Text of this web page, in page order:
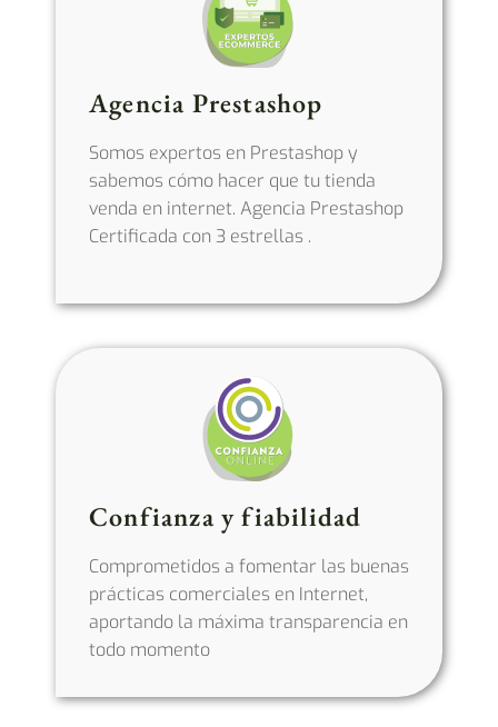
Agencia Prestashop
Somos expertos en Prestashop y
sabemos cómo hacer que tu tienda
venda en internet. Agencia Prestashop
Certificada con 3 estrellas .
Confianza y fiabilidad
Comprometidos a fomentar las buenas
prácticas comerciales en Internet,
aportando la máxima transparencia en
todo momento